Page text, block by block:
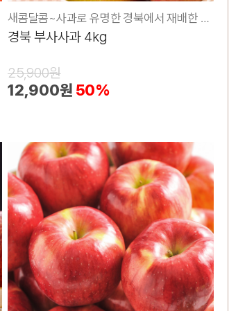
새콤달콤~사과로 유명한 경북에서 재배한 부사사과!
경북 부사사과 4kg
25,900원
12,900원 50%